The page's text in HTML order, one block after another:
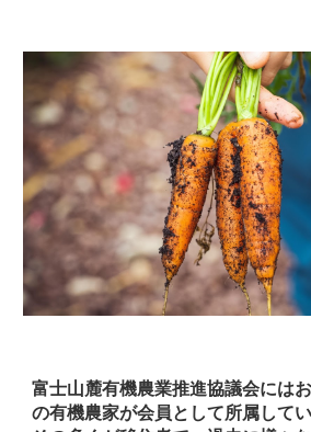
富士山麓有機農業推進協議会には
の有機農家が会員として所属してい